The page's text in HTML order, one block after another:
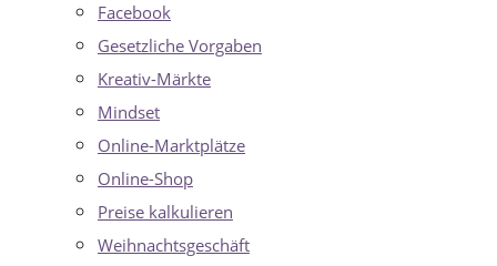
Facebook
Gesetzliche Vorgaben
Kreativ-Märkte
Mindset
Online-Marktplätze
Online-Shop
Preise kalkulieren
Weihnachtsgeschäft